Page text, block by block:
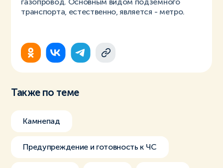
газопровод. Основным видом подземного
транспорта, естественно, является - метро.
Также по теме
Камнепад
Предупреждение и готовность к ЧС